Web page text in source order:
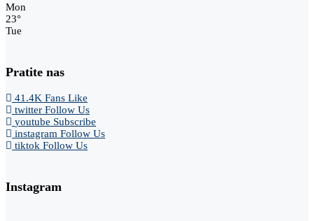
Mon
23°
Tue
Pratite nas
41.4K Fans Like
twitter Follow Us
youtube Subscribe
instagram Follow Us
tiktok Follow Us
Instagram